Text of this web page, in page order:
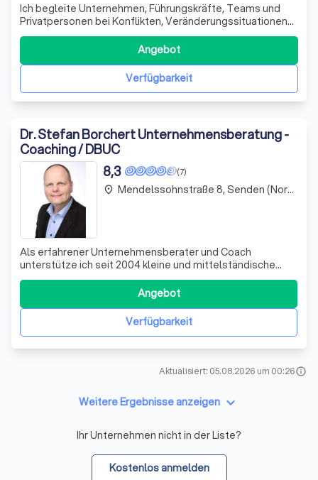
Ich begleite Unternehmen, Führungskräfte, Teams und
Privatpersonen bei Konflikten, Veränderungssituationen
und persönlichen Klärungsprozessen. Beruflich
unterstütze ich bei Spannungen im Team,
Führungsfragen, Rollenunklarheiten und
Veränderungsprozessen. Privat begleite ich bei Konflikten
Verfügbarkeit
Angebot
Dr. Stefan Borchert Unternehmensberatung -
Coaching / DBUC
(7)
8,3
Als erfahrener Unternehmensberater und Coach
unterstütze ich seit 2004 kleine und mittelständische
Unternehmen sowie Existenzgründer auf ihrem Weg zum
Erfolg. Mit meiner Expertise in den Bereichen Gründungs-,
Strategie-, Organisations-, Nachfolge- und
Finanzierungsberatung helfe ich jungen und etabl
Verfügbarkeit
Angebot
place Mendelssohnstraße 8, Senden (Nordrhein-Westfalen)
Aktualisiert: 05.08.2026 um 00:26info
Weitere Ergebnisse anzeigen keyboard_arrow_down
Ihr Unternehmen nicht in der Liste?
Kostenlos anmelden